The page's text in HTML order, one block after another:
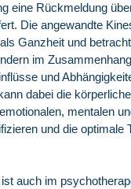
eine Rückmeldung
Die angewandte
Ganzheit und
im
und
dabei die
mentalen
und die optimale
auch im